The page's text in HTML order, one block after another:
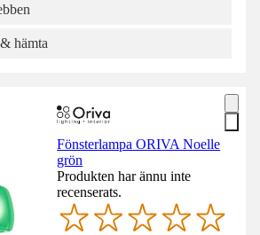
hämta
Fönsterlampa ORIVA Noelle
grön
Produkten har ännu inte
recenserats.